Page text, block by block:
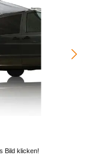
Bild klicken!